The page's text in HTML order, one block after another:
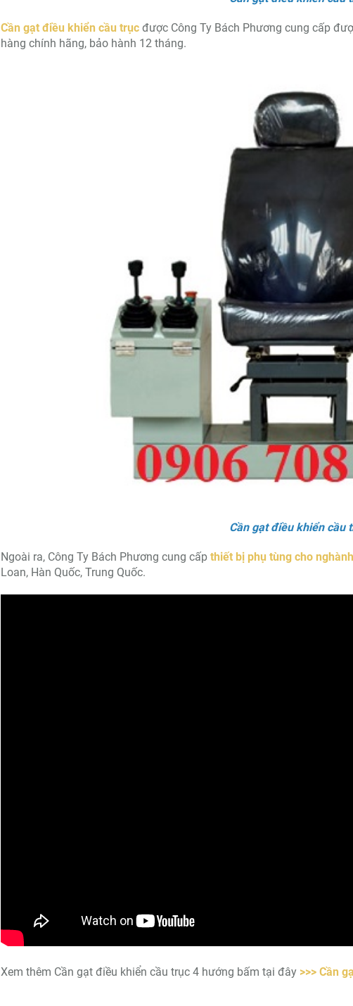
Cần gạt điều khiển cầu trục được Công Ty Bách Phương cung cấp
hàng chính hãng, bảo hành 12 tháng.
Cần gạt điều khiển cầu
Ngoài ra, Công Ty Bách Phương cung cấpthiết bị phụ tùng cho
Loan, Hàn Quốc, Trung Quốc.
Xem thêm Cần gạt điều khiển cầu trục 4 hướng bấm tại đây >>> Cần